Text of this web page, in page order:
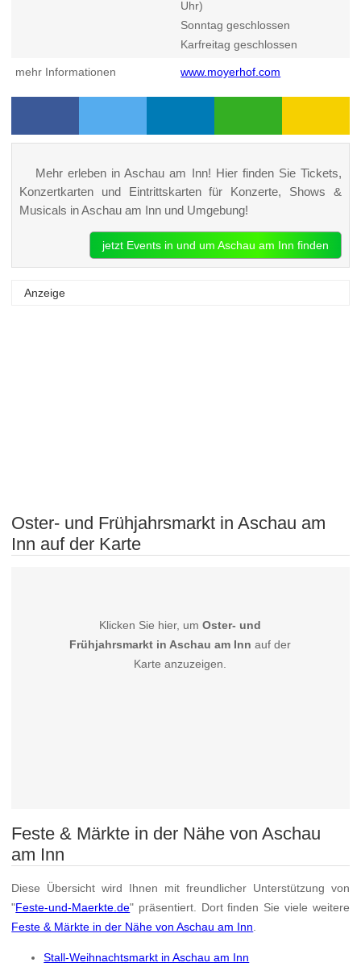
Uhr)
Sonntag geschlossen
Karfreitag geschlossen
mehr Informationen www.moyerhof.com
Mehr erleben in Aschau am Inn! Hier finden Sie Tickets,
Konzertkarten und Eintrittskarten für Konzerte, Shows &
Musicals in Aschau am Inn und Umgebung!
jetzt Events in und um Aschau am Inn finden
Anzeige
Oster- und Frühjahrsmarkt in Aschau am
Inn auf der Karte
Klicken Sie hier, umOster- und
Frühjahrsmarkt in Aschau am Inn auf der
Karte anzuzeigen.
Feste & Märkte in der Nähe von Aschau
am Inn
Diese Übersicht wird Ihnen mit freundlicher Unterstützung von
"Feste-und-Maerkte.de" präsentiert. Dort finden Sie viele weitere
Feste & Märkte in der Nähe von Aschau am Inn
Stall-Weihnachtsmarkt in Aschau am Inn